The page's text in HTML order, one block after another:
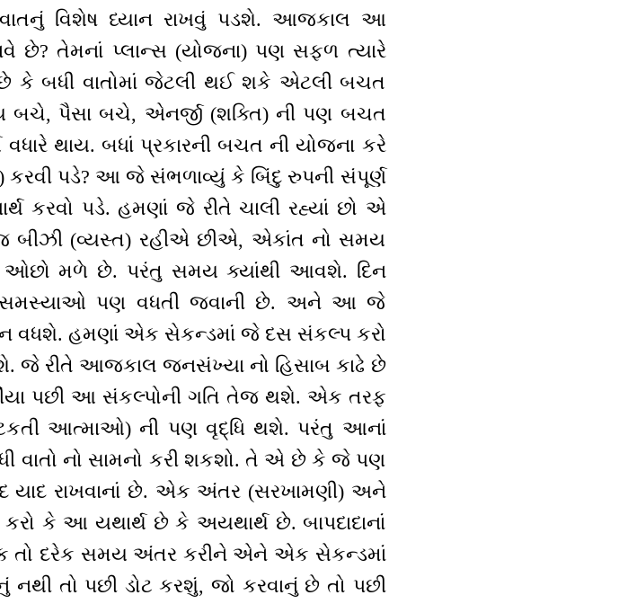
વિશેષ ધ્યાન રાખવું પડશે. આજકાલ આ
છે? તેમનાં પ્લાન્સ (યોજના) પણ સફળ ત્યારે
કે બધી વાતોમાં જેટલી થઈ શકે એટલી બચત
પૈસા બચે, એનર્જી (શક્તિ) ની પણ બચત
થાય. બધાં પ્રકારની બચત ની યોજના કરે
કરવી પડે? આ જે સંભળાવ્યું કે બિંદુ રુપની સંપૂર્ણ
કરવો પડે. હમણાં જે રીતે ચાલી રહ્યાં છો એ
(વ્યસ્ત) રહીએ છીએ, એકાંત નો સમય
મળે છે. પરંતુ સમય ક્યાંથી આવશે. દિન
સમસ્યાઓ પણ વધતી જવાની છે. અને આ જે
વધશે. હમણાં એક સેકન્ડમાં જે દસ સંકલ્પ કરો
જે રીતે આજકાલ જનસંખ્યા નો હિસાબ કાઢે છે
પછી આ સંકલ્પોની ગતિ તેજ થશે. એક તરફ
આત્માઓ) ની પણ વૃદ્ધિ થશે. પરંતુ આનાં
વાતો નો સામનો કરી શકશો. તે એ છે કે જે પણ
યાદ રાખવાનાં છે. એક અંતર (સરખામણી) અને
કે આ યથાર્થ છે કે અયથાર્થ છે. બાપદાદાનાં
તો દરેક સમય અંતર કરીને એને એક સેકન્ડમાં
નથી તો પછી ડોટ કરશું, જો કરવાનું છે તો પછી